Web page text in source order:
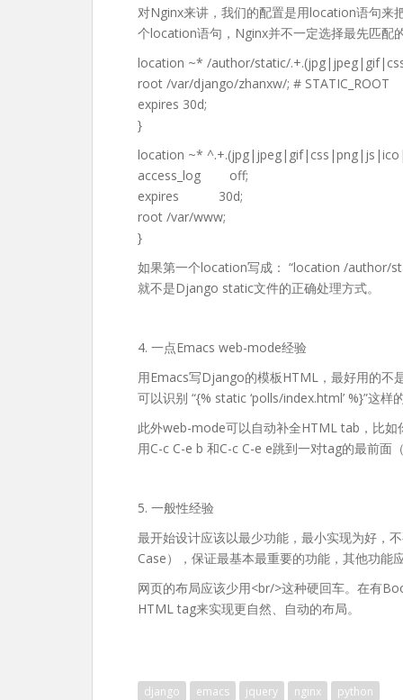
对Nginx来讲，我们的配置是用location语句来
个location语句，Nginx并不一定选择最先匹配
location ~* /author/static/
root /var/django/zhanxw/; # STATIC_ROOT
expires 30d;
}
location ~*
access_log off;
expires 30d;
root /var/www;
}
如果第一个location写成： “location /author/
就不是Django static文件的正确处理方式。
4. 一点Emacs web-mode经验
用Emacs写Django的模板HTML，最好用的
可以识别 “{% static ‘polls/index.html’ %}”这样
此外web-mode可以自动补全HTML tab，比
用C-c C-e b 和C-c C-e e跳到一对tag的最前面
5. 一般性经验
最开始设计应该以最少功能，最小实现为好，
Case），保证最基本最重要的功能，其他功能
网页的布局应该少用<br/>这种硬回车。在有
HTML tag来实现更自然、自动的布局。
django emacs jquery nginx python